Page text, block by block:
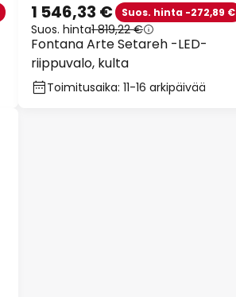
Fontana Arte Setareh -LED-
riippuvalo, kulta
1 546,33 € Suos. hinta -272,89 €
Suos. hinta1 819,22 €
Toimitusaika: 11-16 arkipäivää